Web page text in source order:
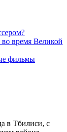
время Великой
фильмы
в Тбилиси, с